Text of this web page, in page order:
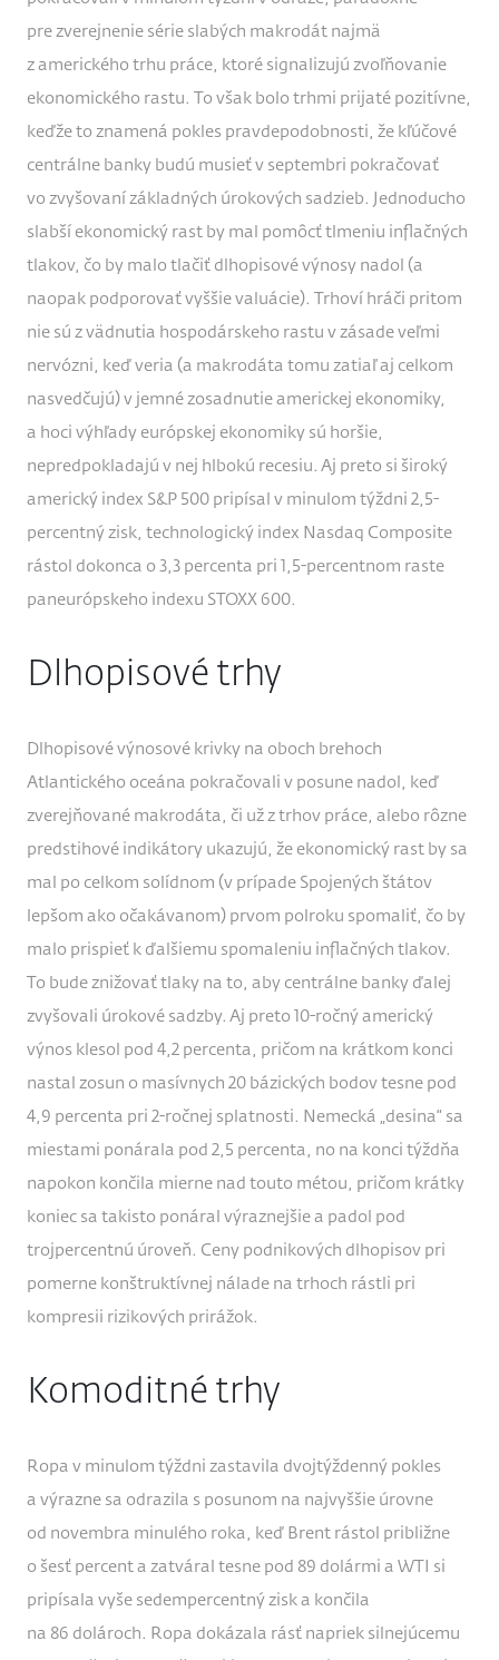
pre zverejnenie série slabých makrodát najmä
z amerického trhu práce, ktoré signalizujú zvoľňovanie
ekonomického rastu. To však bolo trhmi prijaté pozitívne,
keďže to znamená pokles pravdepodobnosti, že kľúčové
centrálne banky budú musieť v septembri pokračovať
vo zvyšovaní základných úrokových sadzieb. Jednoducho
slabší ekonomický rast by mal pomôcť tlmeniu inflačných
tlakov, čo by malo tlačiť dlhopisové výnosy nadol (a
naopak podporovať vyššie valuácie). Trhoví hráči pritom
nie sú z vädnutia hospodárskeho rastu v zásade veľmi
nervózni, keď veria (a makrodáta tomu zatiaľ aj celkom
nasvedčujú) v jemné zosadnutie americkej ekonomiky,
a hoci výhľady európskej ekonomiky sú horšie,
nepredpokladajú v nej hlbokú recesiu. Aj preto si široký
americký index S&P 500 pripísal v minulom týždni 2,5-
percentný zisk, technologický index Nasdaq Composite
rástol dokonca o 3,3 percenta pri 1,5-percentnom raste
paneurópskeho indexu STOXX 600.
Dlhopisové trhy
Dlhopisové výnosové krivky na oboch brehoch
Atlantického oceána pokračovali v posune nadol, keď
zverejňované makrodáta, či už z trhov práce, alebo rôzne
predstihové indikátory ukazujú, že ekonomický rast by sa
mal po celkom solídnom (v prípade Spojených štátov
lepšom ako očakávanom) prvom polroku spomaliť, čo by
malo prispieť k ďalšiemu spomaleniu inflačných tlakov.
To bude znižovať tlaky na to, aby centrálne banky ďalej
zvyšovali úrokové sadzby. Aj preto 10-ročný americký
výnos klesol pod 4,2 percenta, pričom na krátkom konci
nastal zosun o masívnych 20 bázických bodov tesne pod
4,9 percenta pri 2-ročnej splatnosti. Nemecká „desina“ sa
miestami ponárala pod 2,5 percenta, no na konci týždňa
napokon končila mierne nad touto métou, pričom krátky
koniec sa takisto ponáral výraznejšie a padol pod
trojpercentnú úroveň. Ceny podnikových dlhopisov pri
pomerne konštruktívnej nálade na trhoch rástli pri
kompresii rizikových prirážok.
Komoditné trhy
Ropa v minulom týždni zastavila dvojtýždenný pokles
a výrazne sa odrazila s posunom na najvyššie úrovne
od novembra minulého roka, keď Brent rástol približne
o šesť percent a zatváral tesne pod 89 dolármi a WTI si
pripísala vyše sedempercentný zisk a končila
na 86 dolároch. Ropa dokázala rásť napriek silnejúcemu